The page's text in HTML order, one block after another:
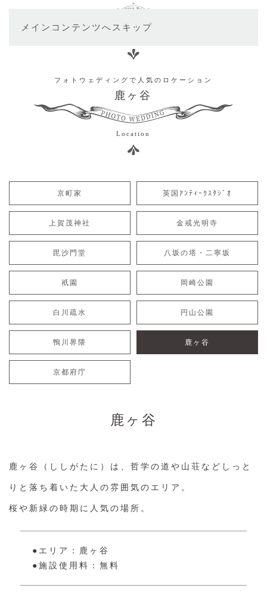
メインコンテンツへスキップ
フォトウェディングで人気のロケーション
鹿ヶ谷
Location
京町家 英国ｱﾝﾃｨｰｸｽﾀｼﾞｵ
上賀茂神社 金戒光明寺
毘沙門堂 八坂の塔・二寧坂
祇園 岡崎公園
白川疏水 円山公園
鴨川界隈 鹿ヶ谷
京都府庁
鹿ヶ谷
鹿ヶ谷（ししがたに）は、哲学の道や山荘など しっと
りと落ち着いた大人の雰囲気のエリア。
桜や新緑の時期に人気の場所。
●エリア：鹿ヶ谷
●施設使用料：無料